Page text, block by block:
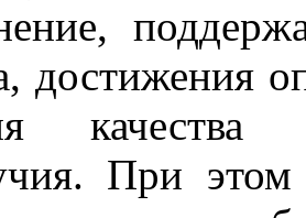
достижения
При